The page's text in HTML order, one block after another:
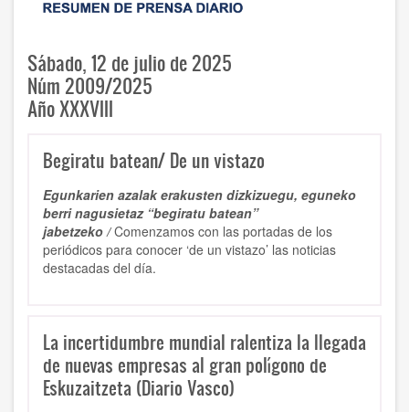
Sábado, 12 de julio de 2025
Núm 2009/2025
Año XXXVIII
Begiratu batean/ De un vistazo
Egunkarien azalak erakusten dizkizuegu, eguneko
berri nagusietaz “begiratu batean”
jabetzeko /Comenzamos con las portadas de los
periódicos para conocer ‘de un vistazo’ las noticias
destacadas del día.
La incertidumbre mundial ralentiza la llegada
de nuevas empresas al gran polígono de
Eskuzaitzeta (Diario Vasco)